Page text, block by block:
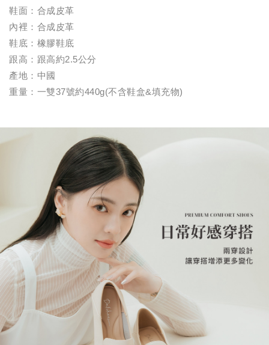
鞋面：合成皮革
內裡：合成皮革
鞋底：橡膠鞋底
跟高：跟高約2.5公分
產地：中國
重量：一雙37號約440g(不含鞋盒&填充物)